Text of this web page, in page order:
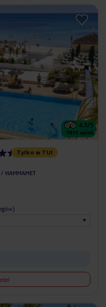
4.3/5
1815 opinii
Tylko w TUI
HAMMAMET